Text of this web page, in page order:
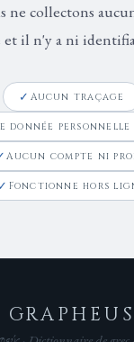
ne collectons
et il n'y a ni
Aucun traçage
donnée
Aucun compte ni
Fonctionne hors
GRAPHEUS